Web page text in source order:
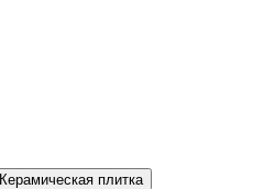
Керамическая плитка